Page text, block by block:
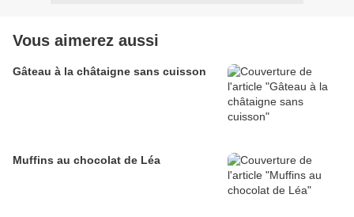
Vous aimerez aussi
Gâteau à la châtaigne sans cuisson
Muffins au chocolat de Léa